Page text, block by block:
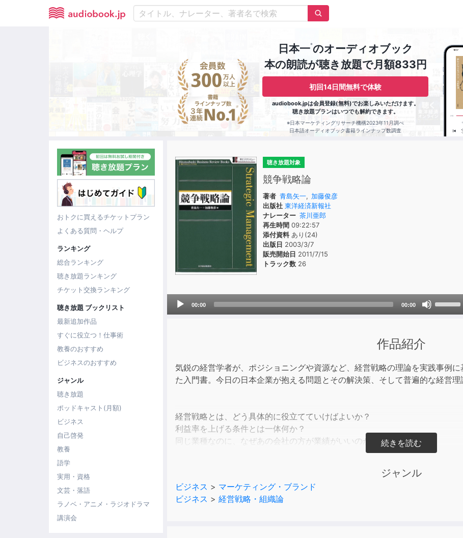
日本一※のオーディオブック
本の朗読が聴き放題で月額833円
初回14日間無料で体験
audiobook.jpは会員登録(無料)でお楽しみいただけます。
聴き放題プランはいつでも解約できます。
※日本マーケティングリサーチ機構2023年11月調べ
日本語オーディオブック書籍ラインナップ数調査
おトクに買えるチケットプラン
よくある質問・ヘルプ
ランキング
総合ランキング
聴き放題ランキング
チケット交換ランキング
聴き放題 ブックリスト
最新追加作品
すぐに役立つ！仕事術
教養のおすすめ
ビジネスのおすすめ
ジャンル
聴き放題
ポッドキャスト(月額)
ビジネス
自己啓発
教養
語学
実用・資格
文芸・落語
ラノベ・アニメ・ラジオドラマ
講演会
聴き放題対象
競争戦略論
著者 青島矢一, 加藤俊彦
出版社 東洋経済新報社
ナレーター 茶川亜郎
再生時間 09:22:57
添付資料あり(24)
出版日 2003/3/7
販売開始日 2011/7/15
トラック数 26
Audio
Player
00:00 00:00
or
作品紹介
気鋭の経営学者が、ポジショニングや資源など、経営戦略の理論を実践事例
た入門書。今日の日本企業が抱える問題とその解決策、そして普遍的な経営理
経営戦略とは、どう具体的に役立てていけばよいか？
利益率を上げる条件とは一体何か？
同じ業種なのに、なぜあの会社の方が業績がいいのか？
そういった問いを巡って展開されてきた経営戦略を、なるべく分かりやすく
１．企業の製品やサービスが顧客に受け入れられる。（その製品の成長性など
２．その製品やサービスによって実現させる成果の多くを、その企業が獲得
ジャンル
ビジネス > マーケティング・ブランド
ビジネス > 経営戦略・組織論